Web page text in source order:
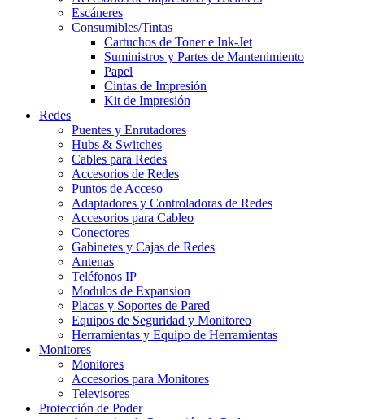
Escáneres
Consumibles/Tintas
Cartuchos de Toner e Ink-Jet
Suministros y Partes de Mantenimiento
Papel
Cintas de Impresión
Kit de Impresión
Redes
Puentes y Enrutadores
Hubs & Switches
Cables para Redes
Accesorios de Redes
Puntos de Acceso
Adaptadores y Controladoras de Redes
Accesorios para Cableo
Conectores
Gabinetes y Cajas de Redes
Antenas
Teléfonos IP
Modulos de Expansion
Placas y Soportes de Pared
Equipos de Seguridad y Monitoreo
Herramientas y Equipo de Herramientas
Monitores
Monitores
Accesorios para Monitores
Televisores
Protección de Poder